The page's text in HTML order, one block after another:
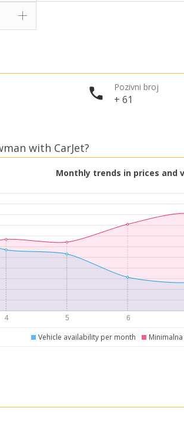
Pozivni broj
+ 61
with CarJet?
Monthly trends in prices and
Vehicle availability per month